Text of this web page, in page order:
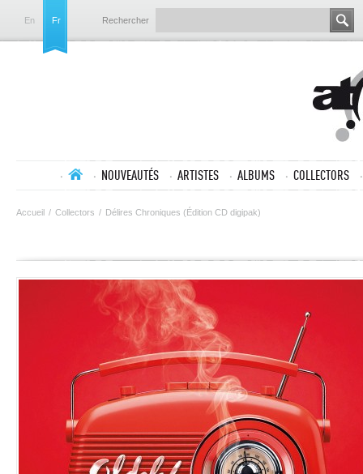
En Fr Rechercher
NOUVEAUTÉS ARTISTES ALBUMS COLLECTORS
Accueil / Collectors / Délires Chroniques (Édition CD digipak)